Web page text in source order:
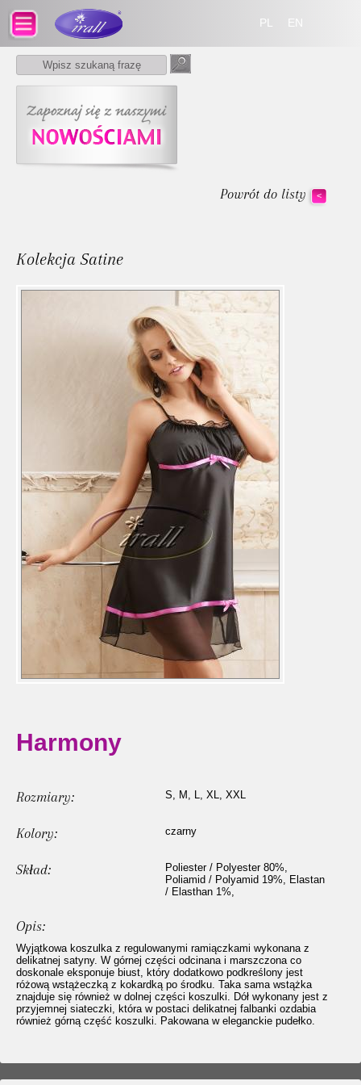
PL EN
Kolekcja Satine
Powrót do listy <
Harmony
Rozmiary: S, M, L, XL, XXL
Kolory: czarny
Skład:
Poliester / Polyester 80%,
Poliamid / Polyamid 19%, Elastan
/ Elasthan 1%,
Opis:
Wyjątkowa koszulka z regulowanymi ramiączkami wykonana z
delikatnej satyny. W górnej części odcinana i marszczona co
doskonale eksponuje biust, który dodatkowo podkreślony jest
różową wstążeczką z kokardką po środku. Taka sama wstążka
znajduje się również w dolnej części koszulki. Dół wykonany jest z
przyjemnej siateczki, która w postaci delikatnej falbanki ozdabia
również górną część koszulki. Pakowana w eleganckie pudełko.